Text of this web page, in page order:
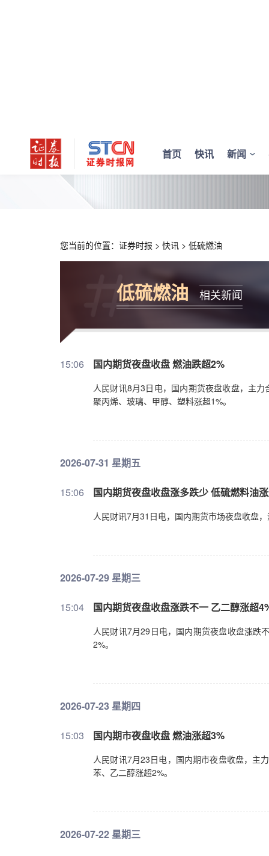
首页 快讯 新闻
您当前的位置： 证券时报 > 快讯 > 低硫燃油
低硫燃油 相关新闻
15:06 ​国内期货夜盘收盘 燃油跌超2%
人民财讯8月3日电，国内期货夜盘收盘，主
聚丙烯、玻璃、甲醇、塑料涨超1%。
2026-07-31 星期五
15:06 国内期货夜盘收盘涨多跌少 低硫燃料油
人民财讯7月31日电，国内期货市场夜盘收盘
2026-07-29 星期三
15:04 国内期货夜盘收盘涨跌不一 乙二醇涨超
人民财讯7月29日电，国内期货夜盘收盘涨跌
2%。
2026-07-23 星期四
15:03 国内期市夜盘收盘 燃油涨超3%
人民财讯7月23日电，国内期市夜盘收盘，主
苯、乙二醇涨超2%。
2026-07-22 星期三